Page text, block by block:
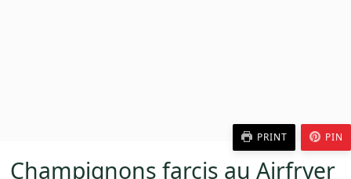
PRINT PIN
Champignons farcis au Airfryer